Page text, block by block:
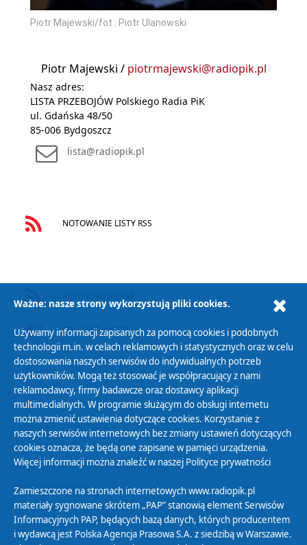
Piotr Majewski/fot.: Piotr Ulanowski
Piotr Majewski / piotrmajewski@radiopik.pl
Nasz adres:
LISTA PRZEBOJÓW Polskiego Radia PiK
ul. Gdańska 48/50
85-006 Bydgoszcz
lista@radiopik.pl
NOTOWANIE LISTY RSS
PODCAST AUDIO
Polityka Prywatności
Zasady korzystania z Serwisu
Organizacje Pożytku Publicznego
Cyfryzacja DAB+
Polityka ochrony danych osobowych
Abonament
Ważne: nasze strony wykorzystują pliki cookies.
Używamy informacji zapisanych za pomocą cookies i podobnych
technologii m.in. w celach reklamowych i statystycznych oraz w celu
dostosowania naszych serwisów do indywidualnych potrzeb
użytkowników. Mogą też stosować je współpracujący z nami
reklamodawcy, firmy badawcze oraz dostawcy aplikacji
multimedialnych. W programie służącym do obsługi internetu
można zmienić ustawienia dotyczące cookies. Korzystanie z
naszych serwisów internetowych bez zmiany ustawień dotyczących
cookies oznacza, że będą one zapisane w pamięci urządzenia.
Więcej informacji można znaleźć w naszej Polityce prywatności
Zamieszczone na stronach internetowych www.radiopik.pl
materiały sygnowane skrótem „PAP” stanowią element Serwisów
Informacyjnych PAP, będących bazą danych, których producentem
i wydawcą jest Polska Agencja Prasowa S.A. z siedzibą w Warszawie.